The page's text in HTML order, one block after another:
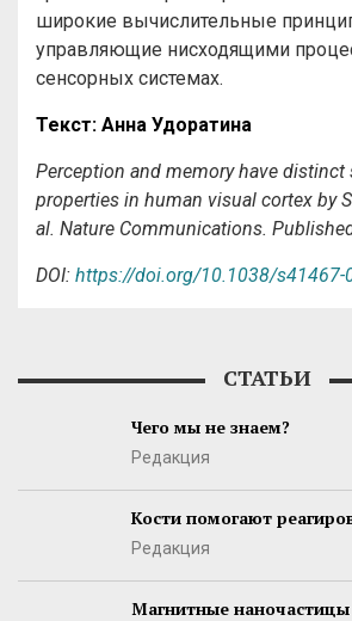
широкие вычислительные
управляющие нисходящими
сенсорных системах.
Текст: Анна Удоратина
Perception and memory have
properties in human visual cortex by
al. Nature Communications.
DOI: https://doi.org/10.1038/s41467-
СТАТЬИ
Чего мы не знаем?
Редакция
Кости помогают
Редакция
Магнитные наночастицы